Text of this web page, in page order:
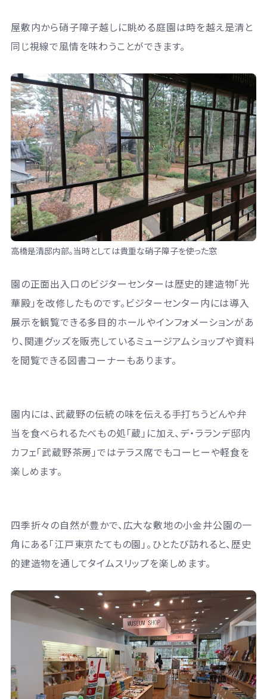
屋敷内から硝子障子越しに眺める庭園は時を越え是清と
同じ視線で風情を味わうことができます。
高橋是清邸内部。当時としては貴重な硝子障子を使った窓
園の正面出入口のビジターセンターは歴史的建造物「光
華殿」を改修したものです。ビジターセンター内には導入
展示を観覧できる多目的ホールやインフォメーションがあ
り、関連グッズを販売しているミュージアムショップや資料
を閲覧できる図書コーナーもあります。
園内には、武蔵野の伝統の味を伝える手打ちうどんや弁
当を食べられるたべもの処「蔵」に加え、デ・ラランデ邸内
カフェ「武蔵野茶房」ではテラス席でもコーヒーや軽食を
楽しめます。
四季折々の自然が豊かで、広大な敷地の小金井公園の一
角にある「江戸東京たてもの園」。ひとたび訪れると、歴史
的建造物を通してタイムスリップを楽しめます。